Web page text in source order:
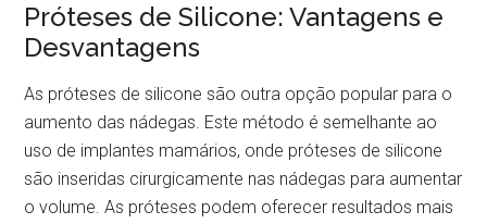
Próteses de Silicone: Vantagens e
Desvantagens
As próteses de silicone são outra opção popular para o
aumento das nádegas. Este método é semelhante ao
uso de implantes mamários, onde próteses de silicone
são inseridas cirurgicamente nas nádegas para aumentar
o volume. As próteses podem oferecer resultados mais